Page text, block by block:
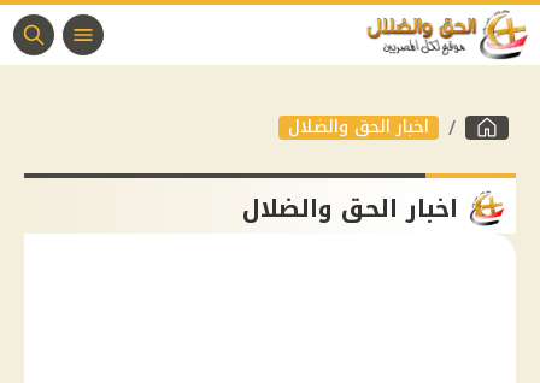
اخبار الحق والضلال
اخبار الحق والضلال